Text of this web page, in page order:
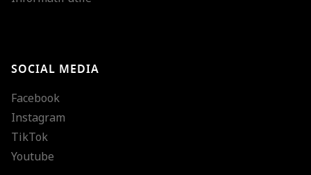
SOCIAL MEDIA
Facebook
Instagram
TikTok
Youtube